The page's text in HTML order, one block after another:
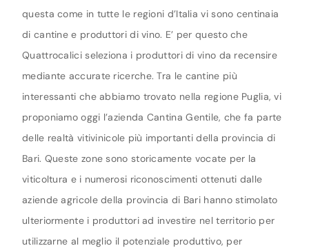
questa come in tutte le regioni d’Italia vi sono centinaia
di cantine e produttori di vino. E’ per questo che
Quattrocalici seleziona i produttori di vino da recensire
mediante accurate ricerche. Tra le cantine più
interessanti che abbiamo trovato nella regione Puglia, vi
proponiamo oggi l’azienda Cantina Gentile, che fa parte
delle realtà vitivinicole più importanti della provincia di
Bari. Queste zone sono storicamente vocate per la
viticoltura e i numerosi riconoscimenti ottenuti dalle
aziende agricole della provincia di Bari hanno stimolato
ulteriormente i produttori ad investire nel territorio per
utilizzarne al meglio il potenziale produttivo, per